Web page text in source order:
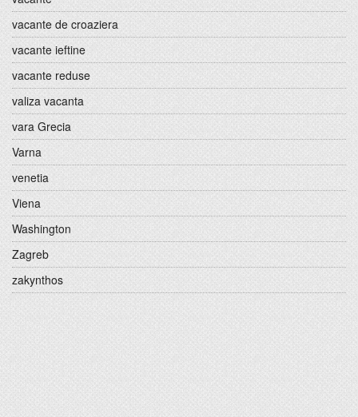
vacante de croaziera
vacante ieftine
vacante reduse
valiza vacanta
vara Grecia
Varna
venetia
Viena
Washington
Zagreb
zakynthos